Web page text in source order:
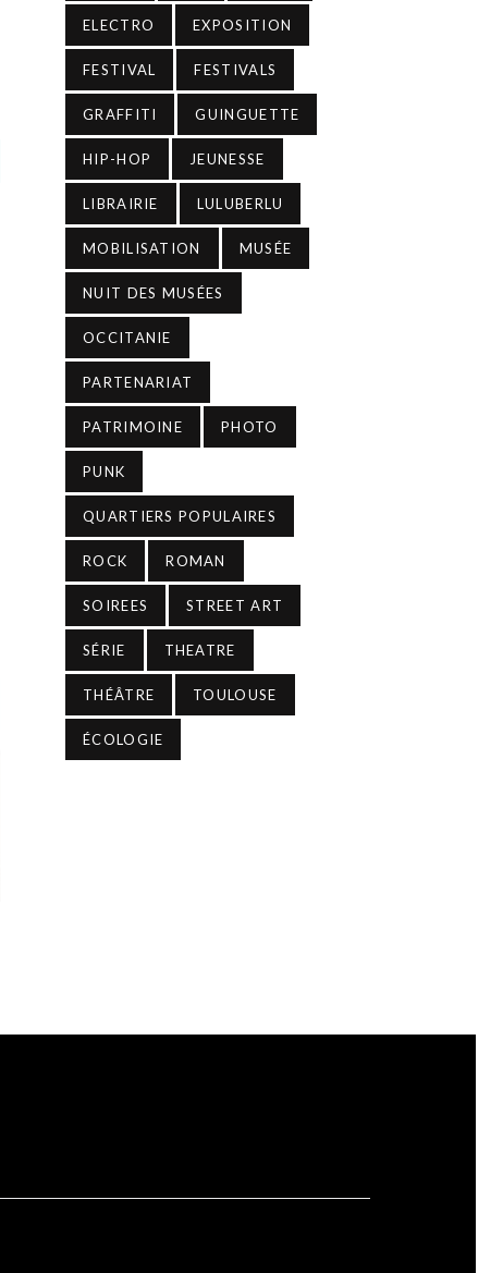
ELECTRO EXPOSITION
FESTIVAL FESTIVALS
GRAFFITI GUINGUETTE
HIP-HOP JEUNESSE
LIBRAIRIE LULUBERLU
MOBILISATION MUSÉE
NUIT DES MUSÉES
OCCITANIE
PARTENARIAT
PATRIMOINE PHOTO
PUNK
QUARTIERS POPULAIRES
ROCK ROMAN
SOIREES STREET ART
SÉRIE THEATRE
THÉÂTRE TOULOUSE
ÉCOLOGIE